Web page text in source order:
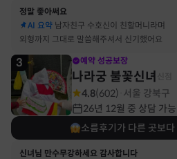
정말 좋아써요
AI 요약 남자친구 수호신이 친할머니라며
외형까지 그대로 말씀해주셔서 신기했어요
3 예약 성공보장
나라궁 불꽃신녀
4.8(602) 서울 강북구
26년 12월 중 상담 가능
소름후기가 다른 곳보다
신녀님 만수무강하세요 감사합니다